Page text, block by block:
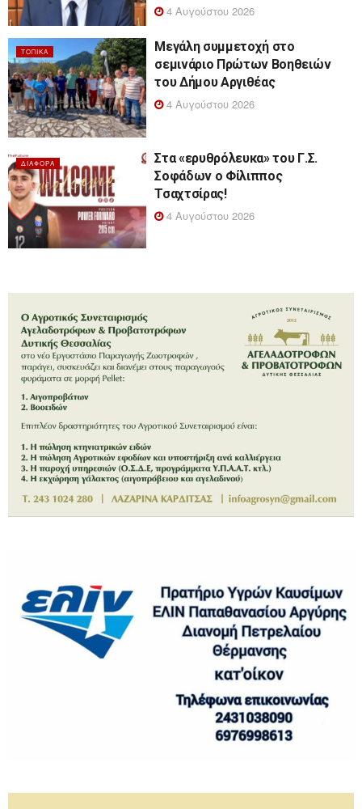
4 Αυγούστου 2026
ΤΟΠΙΚΆ
Μεγάλη συμμετοχή στο
σεμινάριο Πρώτων Βοηθειών
του Δήμου Αργιθέας
4 Αυγούστου 2026
ΔΙΆΦΟΡΑ
Στα «ερυθρόλευκα» του Γ.Σ.
Σοφάδων ο Φίλιππος
Τσαχτσίρας!
4 Αυγούστου 2026